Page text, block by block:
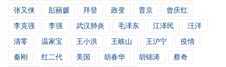
张又侠 彭丽媛 拜登 政变 普京
曾庆红
李克强
李强 武汉肺炎 毛泽东 江泽民
汪洋
清零
温家宝 王小洪 王岐山 王沪宁
疫情
秦刚
红二代 美国 胡春华 胡锦涛
蔡奇